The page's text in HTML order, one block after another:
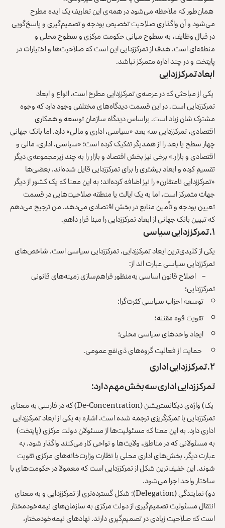
همان‌طور که ملاحظه می‌شود در همه‌ی این تعاریف یک ایده مطرح
می‌شود و آن واگذاری صلاحیت تخصیص بودجه‌ و تصمیم‌گیری و پاسخ‌گویی
در قبال وظایف، به‌ سطوح میانی حکومت مرکزی و سطوح محلی و
منطقه‌ای است. هدف از تمرکززدایی این است که صلاحیت‌ها و اختیارات در
پایتخت و در چند اداره متمرکز نباشد.
ابعاد تمرکززدایی
یکی از مباحثی که در عرصه‌ی تمرکززدایی مطرح است، انواع و ابعاد
تمرکززدایی است. در این قسمت دیدگاه‌های مختلفی وجود دارد که وجوه
مشترک شان زیاد است. براساس دیدگاه سازمان توسعه و همکاری
اقتصادی، تمرکززدایی سه بعد «سیاسی، اداری و مالی» دارد. اما بانک جهانی
چهار سطح یا بعد را از همدیگر تفکیک کرده است؛ «سیاسی، اداری، مالی و
اقتصادی ‌و ‌بازار.» برخی نیز بخش اقتصاد و بازار را به چند زیرمجموعه‌ی دیگر
تقسیم کرده و ابعاد بیشتری را برای تمرکززدایی قایل شده‌اند. بعضی‌ها
«تمرکززدایی نامتقارن» را نیز اضافه کرده‌اند؛ به این معنا که یک کشور از دیگر
جهات متمرکز است، اما به یک ایالت یا منطقه صلاحیت‌هایی در قسمت
تعیین بودجه و تأمین منابع در بخش اقتصادی می‌دهد. من ترجیح می‌دهم
که تبیین بانک جهانی از ابعاد تمرکززدایی را مبنا قرار داهم.
۱. تمرکززدایی سیاسی
یکی از کلیدی‌ترین ایعاد تمرکززدایی، تمرکززدایی سیاسی است. شاخص‌های
تمرکززدایی سیاسی عبارت اند از:
– اصلاح قانون اساسی به‌منظور فراهم‌سازی زمینه‌های قانونی
تمرکززدایی؛
توسعه احزاب سیاسی کثرت‌گرا؛
تقویت قوه مقننه؛
ایجاد واحدهای سیاسی محلی؛
حمایت از فعالیت گروه‌های ذی‌نفع عمومی.
۲. تمرکززدایی اداری
تمرکززدایی اداری سه بخش مهم دارد:
یک) واژه‌ی دیکانستریشن (De-Concentration) که در فارسی به معنای
تمرکززدایی یا تمرکزگریزی ترجمه شده است، اشاره به یکی از ابعاد تمرکززدایی
اداری دارد. به این معنا که مسئولیت‌ها از مسئولان دولت مرکزی (پایتخت)
به‌ مسئولانی که در مناطق، ولایت‌ها و نواحی کار می‌کنند واگذار شود. به
عبارت دیگر، بخش‌های اداری محلی با نظارت وزارت‌خانه‌های مرکزی تقویت
شوند. این خفیف‌ترین شکل از تمرکززدایی است که معمولا در حکومت‌های با
ساختار واحد اجرا می‌شود.
دو) نمایندگی (Delegation)؛ شکل گسترده‌تری از تمرکززدایی و به ‌معنای
انتقال مسئولیت تصمیم‌گیری از دولت مرکزی به سازمان‌های نیمه‌خودمختار
است که صلاحیت زیادی در تصمیم‌گیری دارند. نهادهای نیمه‌خودمختار،